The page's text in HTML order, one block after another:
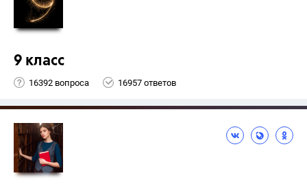
9 класс
16392 вопроса 16957 ответов